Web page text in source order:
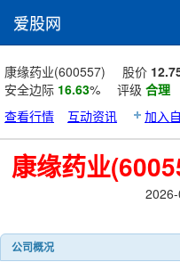
爱股网
康缘药业(600557) 股价
安全边际 16.63% 评级 合理
查看行情
互动资讯 加入
康缘药业
公司概况